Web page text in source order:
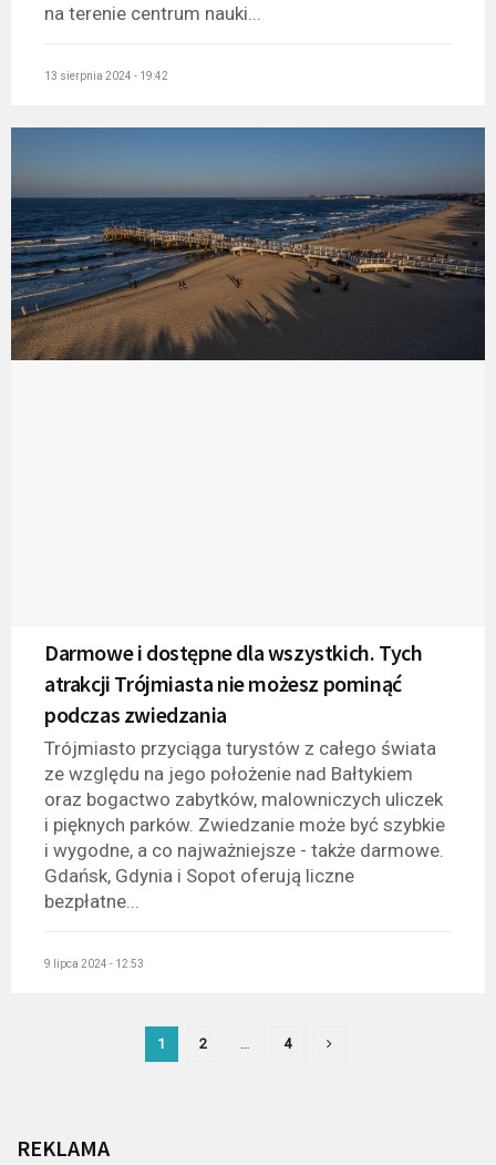
na terenie centrum nauki...
13 sierpnia 2024 - 19:42
Darmowe i dostępne dla wszystkich. Tych
atrakcji Trójmiasta nie możesz pominąć
podczas zwiedzania
Trójmiasto przyciąga turystów z całego świata
ze względu na jego położenie nad Bałtykiem
oraz bogactwo zabytków, malowniczych uliczek
i pięknych parków. Zwiedzanie może być szybkie
i wygodne, a co najważniejsze - także darmowe.
Gdańsk, Gdynia i Sopot oferują liczne
bezpłatne...
9 lipca 2024 - 12:53
1 2 … 4
REKLAMA